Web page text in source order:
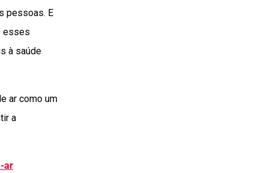
pessoas. E
esses
à saúde
ar como um
a
ar